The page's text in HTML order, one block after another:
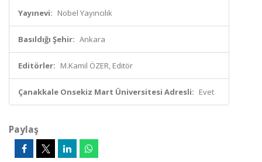
Yayınevi: Nobel Yayıncılık
Basıldığı Şehir: Ankara
Editörler: M.Kamil ÖZER, Editör
Çanakkale Onsekiz Mart Üniversitesi Adresli: Evet
Paylaş